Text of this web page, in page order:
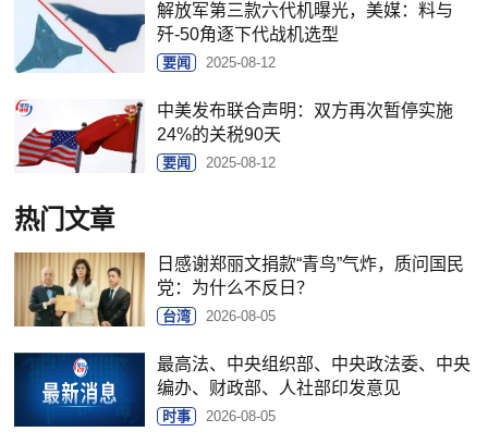
解放军第三款六代机曝光，美媒：料与
歼-50角逐下代战机选型
要闻 2025-08-12
中美发布联合声明：双方再次暂停实施
24%的关税90天
要闻 2025-08-12
热门文章
日感谢郑丽文捐款“青鸟”气炸，质问国民
党：为什么不反日？
台湾 2026-08-05
最高法、中央组织部、中央政法委、中央
编办、财政部、人社部印发意见
时事 2026-08-05